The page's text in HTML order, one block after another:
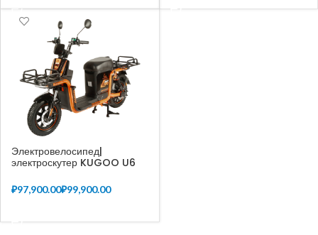
Электровелосипед|
электроскутер KUGOO U6
₽ ₽